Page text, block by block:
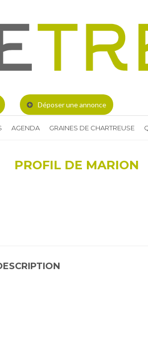
Déposer une annonce
AGENDA GRAINES DE CHARTREUSE
PROFIL DE MARION